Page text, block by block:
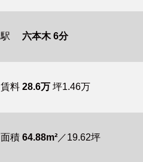
駅 六本木 6分
賃料 28.6万坪1.46万
面積 64.88m²／19.62坪